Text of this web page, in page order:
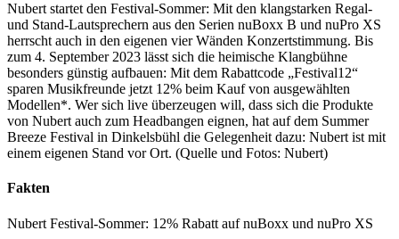
Nubert startet den Festival-Sommer: Mit den klangstarken Regal-
und Stand-Lautsprechern aus den Serien nuBoxx B und nuPro XS
herrscht auch in den eigenen vier Wänden Konzertstimmung. Bis
zum 4. September 2023 lässt sich die heimische Klangbühne
besonders günstig aufbauen: Mit dem Rabattcode „Festival12“
sparen Musikfreunde jetzt 12% beim Kauf von ausgewählten
Modellen*. Wer sich live überzeugen will, dass sich die Produkte
von Nubert auch zum Headbangen eignen, hat auf dem Summer
Breeze Festival in Dinkelsbühl die Gelegenheit dazu: Nubert ist mit
einem eigenen Stand vor Ort. (Quelle und Fotos: Nubert)
Fakten
Nubert Festival-Sommer: 12% Rabatt auf nuBoxx und nuPro XS